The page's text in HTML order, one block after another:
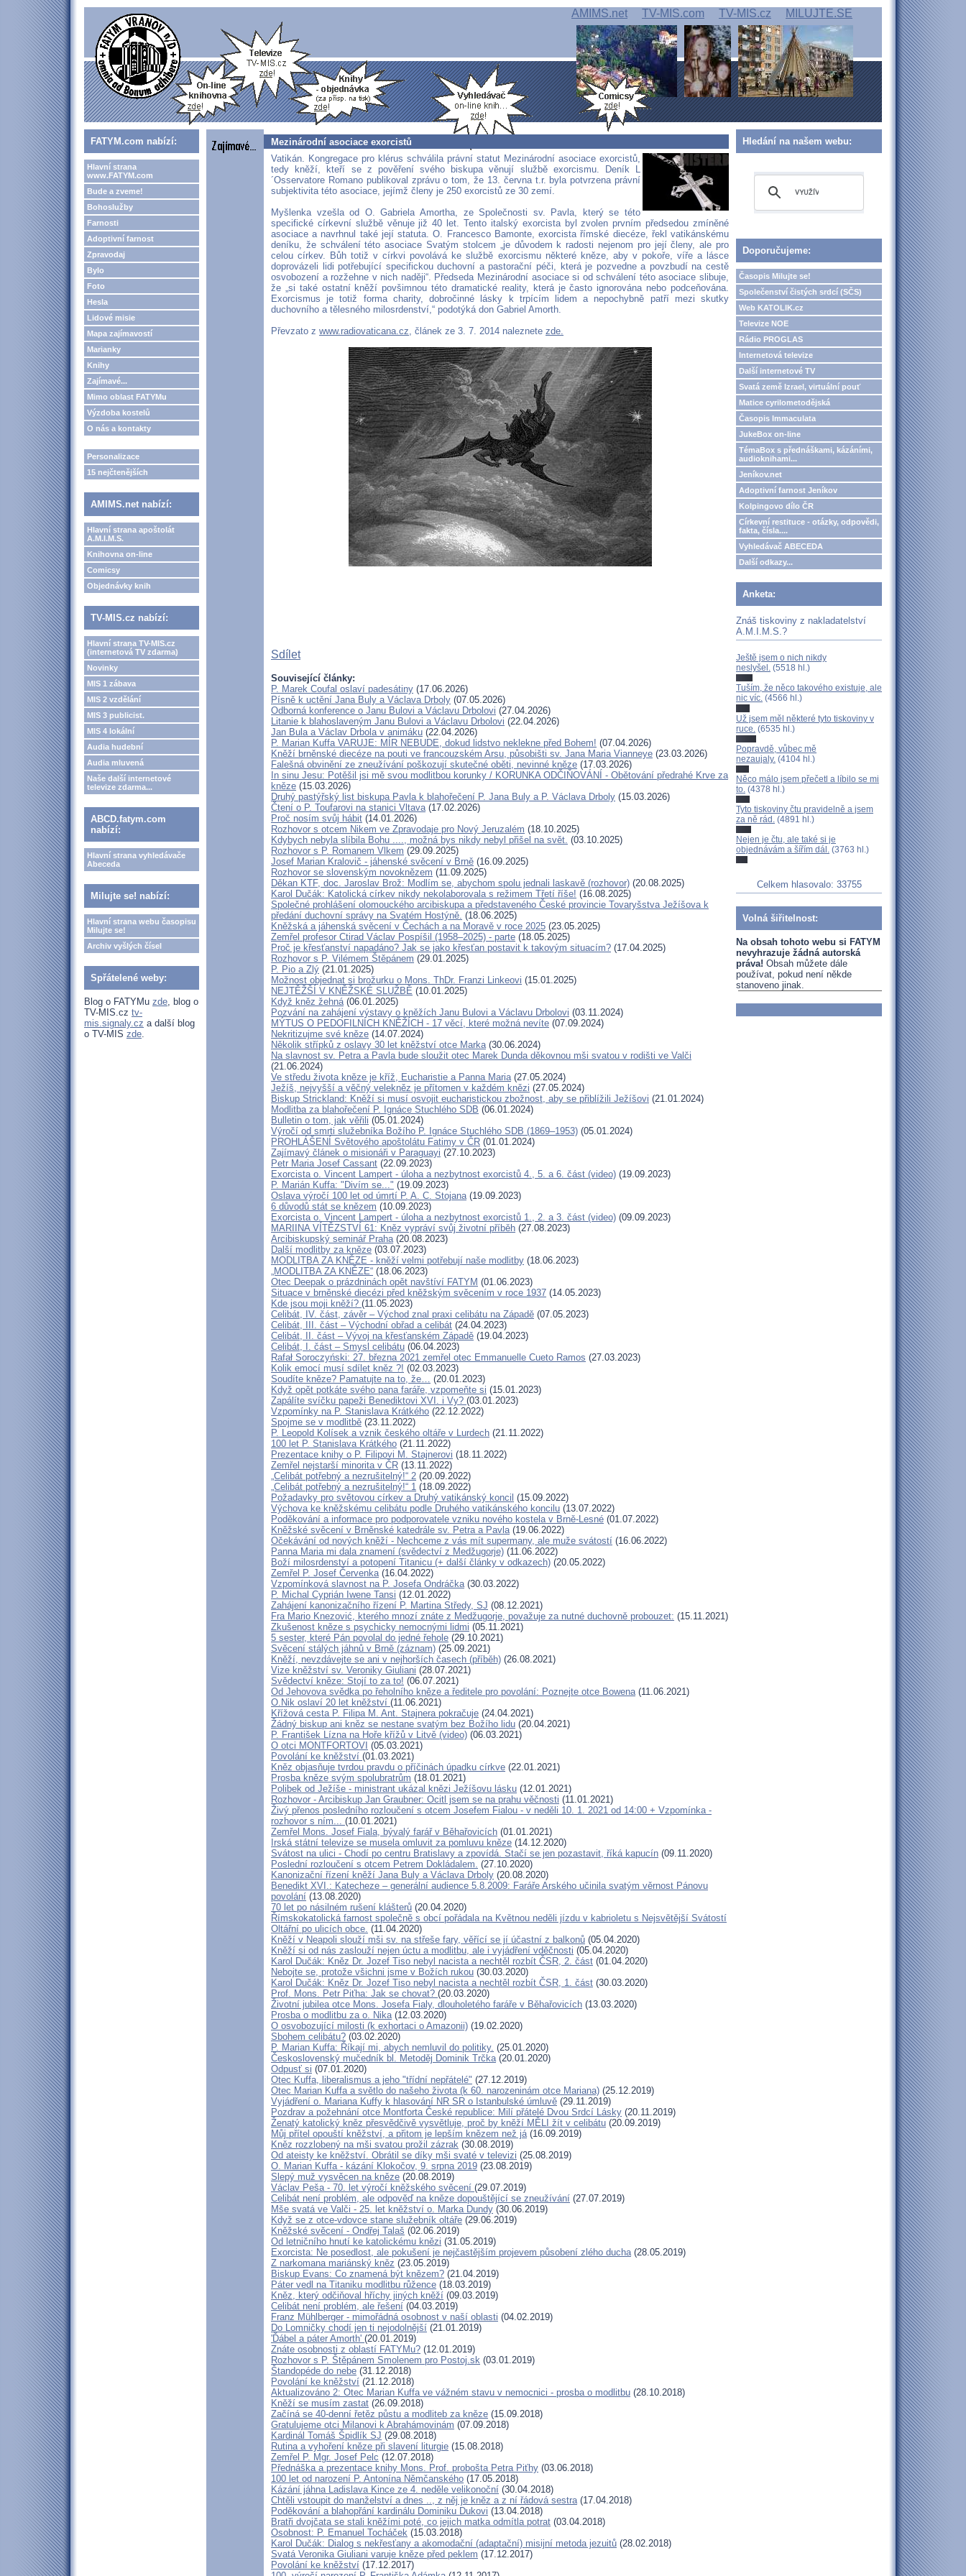
AMIMS.net TV-MIS.com TV-MIS.cz MILUJTE.SE
FATYM.com nabízí:
Hlavní strana
www.FATYM.com
Bude a zveme!
Bohoslužby
Farnosti
Adoptivní farnost
Zpravodaj
Bylo
Foto
Hesla
Lidové misie
Mapa zajímavostí
Marianky
Knihy
Zajímavé...
Mimo oblast FATYMu
Výzdoba kostelů
O nás a kontakty
Personalizace
15 nejčtenějších
AMIMS.net nabízí:
Hlavní strana apoštolát
A.M.I.M.S.
Knihovna on-line
Comicsy
Objednávky knih
TV-MIS.cz nabízí:
Hlavní strana TV-MIS.cz
(internetová TV zdarma)
Novinky
MIS 1 zábava
MIS 2 vzdělání
MIS 3 publicist.
MIS 4 lokální
Audia hudební
Audia mluvená
Naše další internetové
televize zdarma...
ABCD.fatym.com
nabízí:
Hlavní strana vyhledávače
Abeceda
Milujte se! nabízí:
Hlavní strana webu časopisu
Milujte se!
Archiv vyšlých čísel
Spřátelené weby:
Blog o FATYMu zde, blog o
TV-MIS.cz tv-
mis.signaly.cz a další blog
o TV-MIS zde.
Mezinárodní asociace exorcistů
Vatikán. Kongregace pro klérus schválila právní statut Mezinárodní asociace exorcistů,
tedy kněží, kteří se z pověření svého biskupa věnují službě exorcismu. Deník L
´Osservatore Romano publikoval zprávu o tom, že 13. června t.r. byla potvrzena právní
subjektivita této asociace, jejímž členy je 250 exorcistů ze 30 zemí.
Myšlenka vzešla od O. Gabriela Amortha, ze Společnosti sv. Pavla, který se této
specifické církevní službě věnuje již 40 let. Tento italský exorcista byl zvolen prvním předsedou zmíněné
asociace a navrhnul také její statuta. O. Francesco Bamonte, exorcista římské diecéze, řekl vatikánskému
deníku, že schválení této asociace Svatým stolcem „je důvodem k radosti nejenom pro její členy, ale pro
celou církev. Bůh totiž v církvi povolává ke službě exorcismu některé kněze, aby v pokoře, víře a lásce
doprovázeli lidi potřebující specifickou duchovní a pastorační péči, která je pozvedne a povzbudí na cestě
osvobození a rozžehne v nich naději“. Předseda Mezinárodní asociace si od schválení této asociace slibuje,
že „si také ostatní kněží povšimnou této dramatické reality, která je často ignorována nebo podceňována.
Exorcismus je totiž forma charity, dobročinné lásky k trpícím lidem a nepochybně patří mezi skutky
duchovního a tělesného milosrdenství,“ podotýká don Gabriel Amorth.
Převzato z www.radiovaticana.cz, článek ze 3. 7. 2014 naleznete zde.
Sdílet
Související články:
P. Marek Coufal oslaví padesátiny (17.06.2026)
Písně k uctění Jana Buly a Václava Drboly (07.05.2026)
Odborná konference o Janu Bulovi a Václavu Drbolovi (27.04.2026)
Litanie k blahoslaveným Janu Bulovi a Václavu Drbolovi (22.04.2026)
Jan Bula a Václav Drbola v animáku (22.04.2026)
P. Marian Kuffa VARUJE: MÍR NEBUDE, dokud lidstvo neklekne před Bohem! (07.04.2026)
Kněží brněnské diecéze na pouti ve francouzském Arsu, působišti sv. Jana Maria Vianneye (23.03.2026)
Falešná obvinění ze zneužívání poškozují skutečné oběti, nevinné kněze (17.03.2026)
In sinu Jesu: Potěšil jsi mě svou modlitbou korunky / KORUNKA ODČIŇOVÁNÍ - Obětování předrahé Krve za
kněze (15.03.2026)
Druhý pastýřský list biskupa Pavla k blahořečení P. Jana Buly a P. Václava Drboly (15.03.2026)
Čtení o P. Toufarovi na stanici Vltava(17.02.2026)
Proč nosím svůj hábit (14.01.2026)
Rozhovor s otcem Nikem ve Zpravodaje pro Nový Jeruzalém (18.10.2025)
Kdybych nebyla slíbila Bohu ...., možná bys nikdy nebyl přišel na svět. (03.10.2025)
Rozhovor s P. Romanem Vlkem (29.09.2025)
Josef Marian Kralovič - jáhenské svěcení v Brně (16.09.2025)
Rozhovor se slovenským novoknězem (11.09.2025)
Děkan KTF, doc. Jaroslav Brož: Modlím se, abychom spolu jednali laskavě (rozhovor) (20.08.2025)
Karol Dučák: Katolická církev nikdy nekolaborovala s režimem Třetí říše! (16.08.2025)
Společné prohlášení olomouckého arcibiskupa a představeného České provincie Tovaryšstva Ježíšova k
předání duchovní správy na Svatém Hostýně. (18.06.2025)
Kněžská a jáhenská svěcení v Čechách a na Moravě v roce 2025 (23.05.2025)
Zemřel profesor Ctirad Václav Pospíšil (1958–2025) - parte (18.05.2025)
Proč je křesťanství napadáno? Jak se jako křesťan postavit k takovým situacím? (17.04.2025)
Rozhovor s P. Vilémem Štěpánem (29.01.2025)
P. Pio a Zlý (21.01.2025)
Možnost objednat si brožurku o Mons. ThDr. Franzi Linkeovi (15.01.2025)
NEJTĚŽŠÍ V KNĚŽSKÉ SLUŽBĚ (10.01.2025)
Když kněz žehná(06.01.2025)
Pozvání na zahájení výstavy o kněžích Janu Bulovi a Václavu Drbolovi (03.11.2024)
MÝTUS O PEDOFILNÍCH KNĚŽÍCH - 17 věcí, které možná nevíte (07.09.2024)
Nekritizujme své kněze (14.07.2024)
Několik střípků z oslavy 30 let kněžství otce Marka(30.06.2024)
Na slavnost sv. Petra a Pavla bude sloužit otec Marek Dunda děkovnou mši svatou v rodišti ve Valči
(21.06.2024)
Ve středu života kněze je kříž, Eucharistie a Panna Maria(27.05.2024)
Ježíš, nejvyšší a věčný velekněz je přítomen v každém knězi (27.05.2024)
Biskup Strickland: Kněží si musí osvojit eucharistickou zbožnost, aby se přiblížili Ježíšovi (21.01.2024)
Modlitba za blahořečení P. Ignáce Stuchlého SDB (06.01.2024)
Bulletin o tom, jak věřili (05.01.2024)
Výročí od smrti služebníka Božího P. Ignáce Stuchlého SDB (1869–1953) (05.01.2024)
PROHLÁŠENÍ Světového apoštolátu Fatimy v ČR (01.01.2024)
Zajímavý článek o misionáři v Paraguayi (27.10.2023)
Petr Maria Josef Cassant (22.09.2023)
Exorcista o. Vincent Lampert - úloha a nezbytnost exorcistů 4., 5. a 6. část (video) (19.09.2023)
P. Marián Kuffa: "Divím se..." (19.09.2023)
Oslava výročí 100 let od úmrtí P. A. C. Stojana(19.09.2023)
6 důvodů stát se knězem (10.09.2023)
Exorcista o. Vincent Lampert - úloha a nezbytnost exorcistů 1., 2. a 3. část (video) (09.09.2023)
MARIINA VÍTĚZSTVÍ 61: Kněz vypráví svůj životní příběh (27.08.2023)
Arcibiskupský seminář Praha(20.08.2023)
Další modlitby za kněze (03.07.2023)
MODLITBA ZA KNĚZE - kněží velmi potřebují naše modlitby (18.06.2023)
„MODLITBA ZA KNĚZE“ (18.06.2023)
Otec Deepak o prázdninách opět navštíví FATYM (01.06.2023)
Situace v brněnské diecézi před kněžským svěcením v roce 1937 (14.05.2023)
Kde jsou moji kněží? (11.05.2023)
Celibát, IV. část, závěr – Východ znal praxi celibátu na Západě (07.05.2023)
Celibát, III. část – Východní obřad a celibát (24.04.2023)
Celibát, II. část – Vývoj na křesťanském Západě (19.04.2023)
Celibát, I. část – Smysl celibátu (06.04.2023)
Rafał Soroczyński: 27. března 2021 zemřel otec Emmanuelle Cueto Ramos (27.03.2023)
Kolik emocí musí sdílet kněz ?! (02.03.2023)
Soudíte kněze? Pamatujte na to, že… (20.01.2023)
Když opět potkáte svého pana faráře, vzpomeňte si (15.01.2023)
Zapálíte svíčku papeži Benediktovi XVI. i Vy? (03.01.2023)
Vzpomínky na P. Stanislava Krátkého (22.12.2022)
Spojme se v modlitbě (23.11.2022)
P. Leopold Kolísek a vznik českého oltáře v Lurdech (21.11.2022)
100 let P. Stanislava Krátkého (21.11.2022)
Prezentace knihy o P. Filipovi M. Stajnerovi (18.11.2022)
Zemřel nejstarší minorita v ČR (13.11.2022)
„Celibát potřebný a nezrušitelný!“ 2 (20.09.2022)
„Celibát potřebný a nezrušitelný!“ 1 (18.09.2022)
Požadavky pro světovou církev a Druhý vatikánský koncil (15.09.2022)
Výchova ke kněžskému celibátu podle Druhého vatikánského koncilu (13.07.2022)
Poděkování a informace pro podporovatele vzniku nového kostela v Brně-Lesné (01.07.2022)
Kněžské svěcení v Brněnské katedrále sv. Petra a Pavla(19.06.2022)
Očekávání od nových kněží - Nechceme z vás mít supermany, ale muže svátostí (16.06.2022)
Panna Maria mi dala znamení (svědectví z Medžugorje) (11.06.2022)
Boží milosrdenství a potopení Titanicu (+ další články v odkazech) (20.05.2022)
Zemřel P. Josef Červenka(16.04.2022)
Vzpomínková slavnost na P. Josefa Ondráčka(30.03.2022)
P. Michal Cyprián Iwene Tansi (12.01.2022)
Zahájení kanonizačního řízení P. Martina Středy, SJ (08.12.2021)
Fra Mario Knezović, kterého mnozí znáte z Medžugorje, považuje za nutné duchovně probouzet: (15.11.2021)
Zkušenost kněze s psychicky nemocnými lidmi (05.11.2021)
5 sester, které Pán povolal do jedné řehole (29.10.2021)
Svěcení stálých jáhnů v Brně (záznam) (25.09.2021)
Kněží, nevzdávejte se ani v nejhorších časech (příběh) (26.08.2021)
Vize kněžství sv. Veroniky Giuliani (28.07.2021)
Svědectví kněze: Stojí to za to! (06.07.2021)
Od Jehovova svědka po řeholního kněze a ředitele pro povolání: Poznejte otce Bowena(11.06.2021)
O.Nik oslaví 20 let kněžství (11.06.2021)
Křížová cesta P. Filipa M. Ant. Stajnera pokračuje (24.04.2021)
Žádný biskup ani kněz se nestane svatým bez Božího lidu (20.04.2021)
P. František Lízna na Hoře křížů v Litvě (video) (06.03.2021)
O otci MONTFORTOVI (05.03.2021)
Povolání ke kněžství (01.03.2021)
Kněz objasňuje tvrdou pravdu o příčinách úpadku církve (22.01.2021)
Prosba kněze svým spolubratrům (18.01.2021)
Polibek od Ježíše - ministrant ukázal knězi Ježíšovu lásku (12.01.2021)
Rozhovor - Arcibiskup Jan Graubner: Ocitl jsem se na prahu věčnosti (11.01.2021)
Živý přenos posledního rozloučení s otcem Josefem Fialou - v neděli 10. 1. 2021 od 14:00 + Vzpomínka -
rozhovor s ním... (10.01.2021)
Zemřel Mons. Josef Fiala, bývalý farář v Běhařovicích (01.01.2021)
Irská státní televize se musela omluvit za pomluvu kněze (14.12.2020)
Svátost na ulici - Chodí po centru Bratislavy a zpovídá. Stačí se jen pozastavit, říká kapucín (09.11.2020)
Poslední rozloučení s otcem Petrem Dokládalem. (27.10.2020)
Kanonizační řízení kněží Jana Buly a Václava Drboly (20.08.2020)
Benedikt XVI.: Katecheze – generální audience 5.8.2009: Faráře Arského učinila svatým věrnost Pánovu
povolání (13.08.2020)
70 let po násilném rušení klášterů (20.04.2020)
Římskokatolická farnost společně s obcí pořádala na Květnou neděli jízdu v kabrioletu s Nejsvětější Svátostí
Oltářní po ulicích obce. (11.04.2020)
Kněží v Neapoli slouží mši sv. na střeše fary, věřící se jí účastní z balkonů (05.04.2020)
Kněží si od nás zaslouží nejen úctu a modlitbu, ale i vyjádření vděčnosti (05.04.2020)
Karol Dučák: Kněz Dr. Jozef Tiso nebyl nacista a nechtěl rozbít ČSR, 2. část (01.04.2020)
Nebojte se, protože všichni jsme v Božích rukou (30.03.2020)
Karol Dučák: Kněz Dr. Jozef Tiso nebyl nacista a nechtěl rozbít ČSR, 1. část (30.03.2020)
Prof. Mons. Petr Piťha: Jak se chovat? (20.03.2020)
Životní jubilea otce Mons. Josefa Fialy, dlouholetého faráře v Běhařovicích (13.03.2020)
Prosba o modlitbu za o. Nika(12.03.2020)
O osvobozující milosti (k exhortaci o Amazonii) (19.02.2020)
Sbohem celibátu? (03.02.2020)
P. Marian Kuffa: Říkají mi, abych nemluvil do politiky. (25.01.2020)
Československý mučedník bl. Metoděj Dominik Trčka(20.01.2020)
Odpusť si (07.01.2020)
Otec Kuffa, liberalismus a jeho "třídní nepřátelé" (27.12.2019)
Otec Marian Kuffa a světlo do našeho života (k 60. narozeninám otce Mariana) (25.12.2019)
Vyjádření o. Mariana Kuffy k hlasování NR SR o Istanbulské úmluvě (29.11.2019)
Pozdrav a požehnání otce Montforta České republice: Milí přátelé Dvou Srdcí Lásky (20.11.2019)
Ženatý katolický kněz přesvědčivě vysvětluje, proč by kněží MĚLI žít v celibátu (20.09.2019)
Můj přítel opouští kněžství, a přitom je lepším knězem než já(16.09.2019)
Kněz rozzlobený na mši svatou prožil zázrak (30.08.2019)
Od ateisty ke kněžství. Obrátil se díky mši svaté v televizi (25.08.2019)
O. Marian Kuffa - kázání Klokočov, 9. srpna 2019 (23.08.2019)
Slepý muž vysvěcen na kněze (20.08.2019)
Václav Peša - 70. let výročí kněžského svěcení (29.07.2019)
Celibát není problém, ale odpověď na kněze dopouštějící se zneužívání (27.07.2019)
Mše svatá ve Valči - 25. let kněžství o. Marka Dundy (30.06.2019)
Když se z otce-vdovce stane služebník oltáře (29.06.2019)
Kněžské svěcení - Ondřej Talaš (02.06.2019)
Od letničního hnutí ke katolickému knězi (31.05.2019)
Exorcista: Ne posedlost, ale pokušení je nejčastějším projevem působení zlého ducha(28.05.2019)
Z narkomana mariánský kněz (23.05.2019)
Biskup Evans: Co znamená být knězem? (21.04.2019)
Páter vedl na Titaniku modlitbu růžence (18.03.2019)
Kněz, který odčiňoval hříchy jiných kněží (09.03.2019)
Celibát není problém, ale řešení (04.03.2019)
Franz Mühlberger - mimořádná osobnost v naší oblasti (04.02.2019)
Do Lomničky chodí jen ti nejodolnější (21.01.2019)
'Ďábel a páter Amorth' (20.01.2019)
Znáte osobnosti z oblastí FATYMu? (12.01.2019)
Rozhovor s P. Štěpánem Smolenem pro Postoj.sk (03.01.2019)
Štandopéde do nebe (31.12.2018)
Povolání ke kněžství (21.12.2018)
Aktualizováno 2: Otec Marian Kuffa ve vážném stavu v nemocnici - prosba o modlitbu (28.10.2018)
Kněží se musím zastat (26.09.2018)
Začíná se 40-denní řetěz půstu a modliteb za kněze (15.09.2018)
Gratulujeme otci Milanovi k Abrahámovinám (07.09.2018)
Kardinál Tomáš Špidlík SJ (29.08.2018)
Rutina a vyhoření kněze při slavení liturgie (15.08.2018)
Zemřel P. Mgr. Josef Pelc (12.07.2018)
Přednáška a prezentace knihy Mons. Prof. probošta Petra Piťhy (03.06.2018)
100 let od narození P. Antonína Němčanského (17.05.2018)
Kázání jáhna Ladislava Kince ze 4. neděle velikonoční (30.04.2018)
Chtěli vstoupit do manželství a dnes .., z něj je kněz a z ní řádová sestra(17.04.2018)
Poděkování a blahopřání kardinálu Dominiku Dukovi (13.04.2018)
Bratři dvojčata se stali kněžími poté, co jejich matka odmítla potrat (03.04.2018)
Osobnost: P. Emanuel Tocháček (15.03.2018)
Karol Dučák: Dialog s nekřesťany a akomodační (adaptační) misijní metoda jezuitů (28.02.2018)
Svatá Veronika Giuliani varuje kněze před peklem (17.12.2017)
Povolání ke kněžství (17.12.2017)
Hledání na našem webu:
Doporučujeme:
Časopis Milujte se!
Společenství čistých srdcí (SČS)
Web KATOLIK.cz
Televize NOE
Rádio PROGLAS
Internetová televize
Další internetové TV
Svatá země Izrael, virtuální pouť
Matice cyrilometodějská
Časopis Immaculata
JukeBox on-line
TémaBox s přednáškami, kázáními,
audioknihami...
Jeníkov.net
Adoptivní farnost Jeníkov
Kolpingovo dílo ČR
Církevní restituce - otázky, odpovědi,
fakta, čísla....
Vyhledávač ABECEDA
Další odkazy...
Anketa:
Znáš tiskoviny z nakladatelství
A.M.I.M.S.?
Ještě jsem o nich nikdy
neslyšel. (5518 hl.)
Tuším, že něco takového existuje, ale
nic víc. (4566 hl.)
Už jsem měl některé tyto tiskoviny v
ruce. (6535 hl.)
Popravdě, vůbec mě
nezaujaly. (4104 hl.)
Něco málo jsem přečetl a líbilo se mi
to. (4378 hl.)
Tyto tiskoviny čtu pravidelně a jsem
za ně rád. (4891 hl.)
Nejen je čtu, ale také si je
objednávám a šířím dál. (3763 hl.)
Celkem hlasovalo: 33755
Volná šiřitelnost:
Na obsah tohoto webu si FATYM
nevyhrazuje žádná autorská
práva! Obsah můžete dále
používat, pokud není někde
stanoveno jinak.